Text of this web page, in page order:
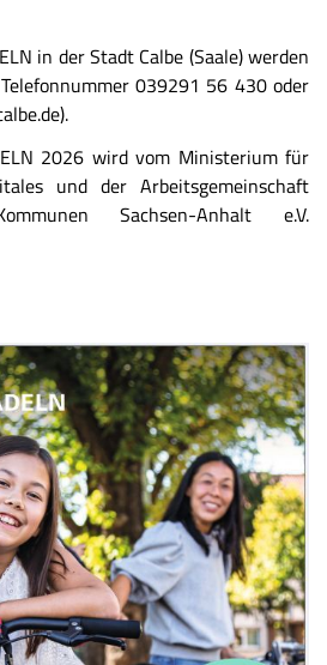
in der Stadt Calbe (Saale) werden
039291 56 430 oder
2026 wird vom Ministerium für
und der Arbeitsgemeinschaft
Sachsen-Anhalt e.V.